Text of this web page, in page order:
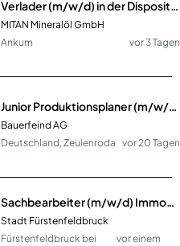
MITAN Mineralöl GmbH
Ankum
vor 3 Tagen
Junior Produktionsplaner (m/w/d) - Disposition & Fertigungssteuerung
Bauerfeind AG
Deutschland, Zeulenroda
vor 20 Tagen
Sachbearbeiter (m/w/d) Immobilienmanagement - kaufmännische Steuerung
Stadt Fürstenfeldbruck
Fürstenfeldbruck bei
vor einem